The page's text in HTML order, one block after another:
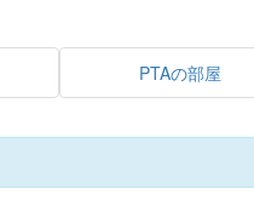
PTAの部屋